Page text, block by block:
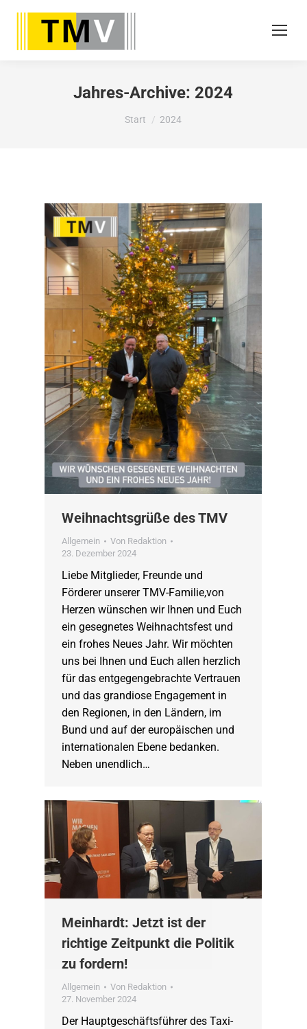
Jahres-Archive: 2024
Sie befinden sich hier:
Start 2024
Weihnachtsgrüße des TMV
Allgemein Von Redaktion
23. Dezember 2024
Liebe Mitglieder, Freunde und
Förderer unserer TMV-Familie,von
Herzen wünschen wir Ihnen und Euch
ein gesegnetes Weihnachtsfest und
ein frohes Neues Jahr. Wir möchten
uns bei Ihnen und Euch allen herzlich
für das entgegengebrachte Vertrauen
und das grandiose Engagement in
den Regionen, in den Ländern, im
Bund und auf der europäischen und
internationalen Ebene bedanken.
Neben unendlich…
Meinhardt: Jetzt ist der
richtige Zeitpunkt die Politik
zu fordern!
Allgemein Von Redaktion
27. November 2024
Der Hauptgeschäftsführer des Taxi-